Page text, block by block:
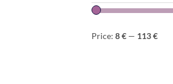
Price: 8 €— 113 €